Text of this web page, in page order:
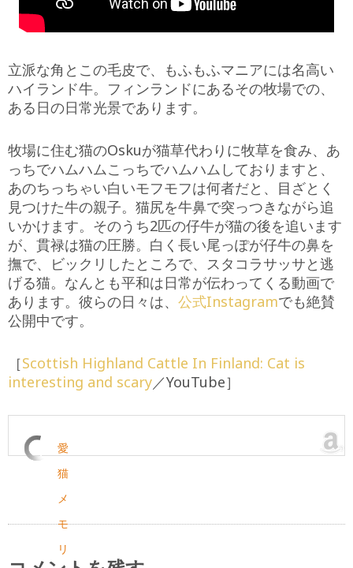
立派な角とこの毛皮で、もふもふマニアには名高い
ハイランド牛。フィンランドにあるその牧場での、
ある日の日常光景であります。
牧場に住む猫のOskuが猫草代わりに牧草を食み、あ
っちでハムハムこっちでハムハムしておりますと、
あのちっちゃい白いモフモフは何者だと、目ざとく
見つけた牛の親子。猫尻を牛鼻で突っつきながら追
いかけます。そのうち2匹の仔牛が猫の後を追います
が、貫禄は猫の圧勝。白く長い尾っぽが仔牛の鼻を
撫で、ビックリしたところで、スタコラサッサと逃
げる猫。なんとも平和は日常が伝わってくる動画で
あります。彼らの日々は、 公式Instagramでも絶賛
公開中です。
［Scottish Highland Cattle In Finland: Cat is
interesting and scary／YouTube］
愛
猫
メ
モ
リ